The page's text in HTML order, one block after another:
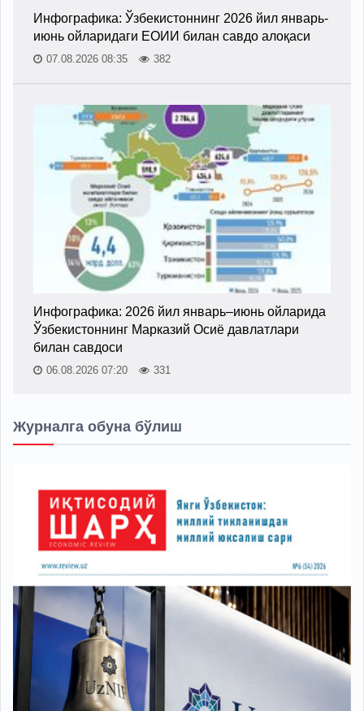
Инфографика: Ўзбекистоннинг 2026 йил январь-
июнь ойларидаги ЕОИИ билан савдо алоқаси
07.08.2026 08:35 382
Инфографика: 2026 йил январь–июнь ойларида
Ўзбекистоннинг Марказий Осиё давлатлари
билан савдоси
06.08.2026 07:20 331
Журналга обуна бўлиш